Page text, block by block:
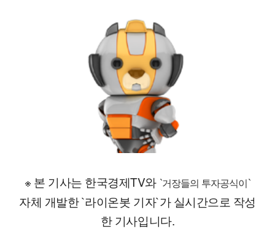
※ 본 기사는 한국경제TV와 `거장들의 투자공식이`
자체 개발한 `라이온봇 기자`가 실시간으로 작성
한 기사입니다.